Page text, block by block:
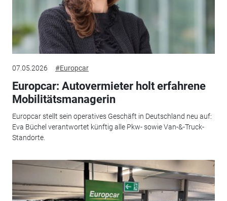
07.05.2026 #Europcar
Europcar: Autovermieter holt erfahrene
Mobilitätsmanagerin
Europcar stellt sein operatives Geschäft in Deutschland neu auf:
Eva Büchel verantwortet künftig alle Pkw- sowie Van-&-Truck-
Standorte.